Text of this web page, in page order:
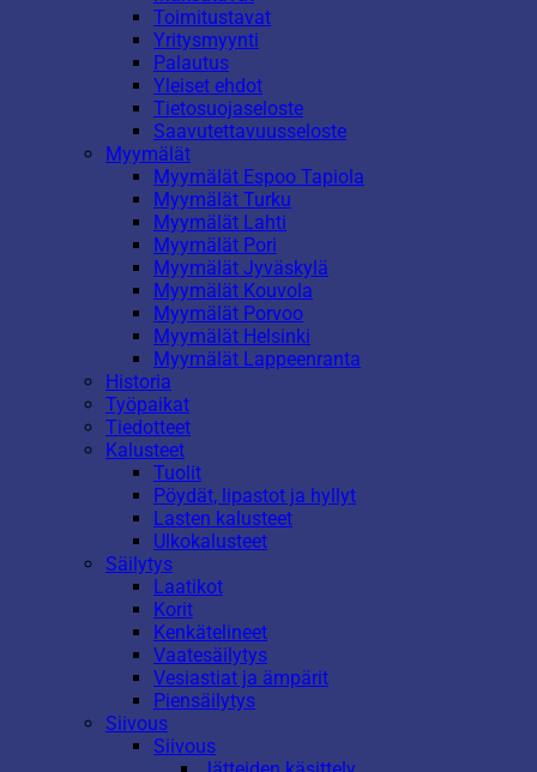
Toimitustavat
Yritysmyynti
Palautus
Yleiset ehdot
Tietosuojaseloste
Saavutettavuusseloste
Myymälät
Myymälät Espoo Tapiola
Myymälät Turku
Myymälät Lahti
Myymälät Pori
Myymälät Jyväskylä
Myymälät Kouvola
Myymälät Porvoo
Myymälät Helsinki
Myymälät Lappeenranta
Historia
Työpaikat
Tiedotteet
Kalusteet
Tuolit
Pöydät, lipastot ja hyllyt
Lasten kalusteet
Ulkokalusteet
Säilytys
Laatikot
Korit
Kenkätelineet
Vaatesäilytys
Vesiastiat ja ämpärit
Piensäilytys
Siivous
Siivous